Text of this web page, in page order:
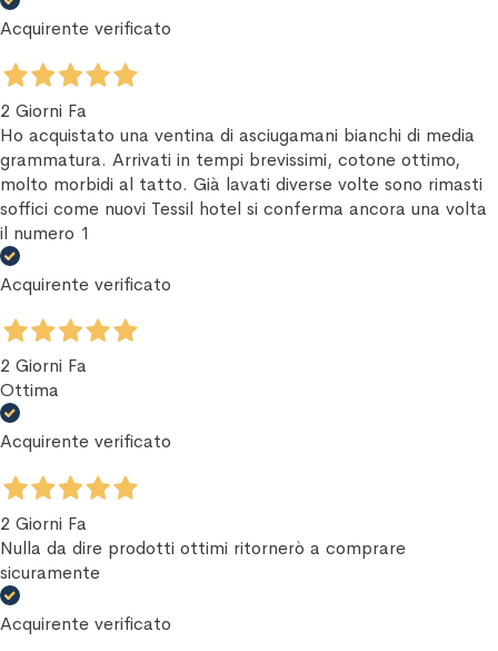
Acquirente verificato
2 Giorni Fa
Ho acquistato una ventina di asciugamani bianchi di media
grammatura. Arrivati in tempi brevissimi, cotone ottimo,
molto morbidi al tatto. Già lavati diverse volte sono rimasti
soffici come nuovi Tessil hotel si conferma ancora una volta
il numero 1
Acquirente verificato
2 Giorni Fa
Ottima
Acquirente verificato
2 Giorni Fa
Nulla da dire prodotti ottimi ritornerò a comprare
sicuramente
Acquirente verificato